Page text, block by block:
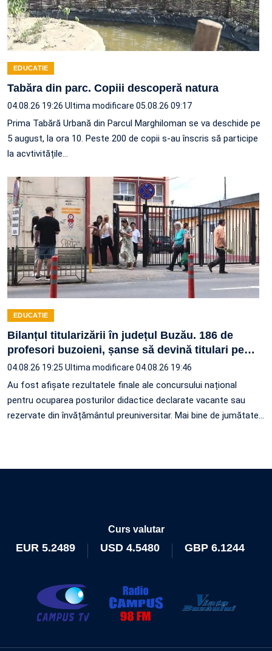
EDUCATIE
Tabăra din parc. Copiii descoperă natura
04.08.26 19:26 Ultima modificare 05.08.26 09:17
Prima Tabără Urbană din Parcul Marghiloman se va deschide pe
5 august, la ora 10. Peste 200 de copii s-au înscris să participe
la acvtivitățile…
EDUCATIE
Bilanțul titularizării în județul Buzău. 186 de
profesori buzoieni, șanse să devină titulari pe…
04.08.26 19:25 Ultima modificare 04.08.26 19:46
Au fost afișate rezultatele finale ale concursului național
pentru ocuparea posturilor didactice declarate vacante sau
rezervate din învățământul preuniversitar. Mai bine de jumătate…
Curs valutar
EUR 5.2489 USD 4.5480 GBP 6.1244